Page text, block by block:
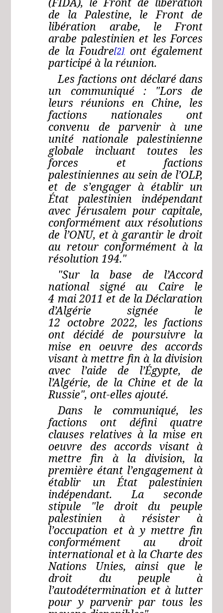
de la Palestine, le Front de
libération arabe, le Front
arabe palestinien et les Forces
de la Foudre[2]ont également
participé à la réunion.
Les factions ont déclaré dans
un communiqué : "Lors de
leurs réunions en Chine, les
factions nationales ont
convenu de parvenir à une
unité nationale palestinienne
globale incluant toutes les
forces et factions
palestiniennes au sein de l’OLP,
et de s’engager à établir un
État palestinien indépendant
avec Jérusalem pour capitale,
conformément aux résolutions
de l’ONU, et à garantir le droit
au retour conformément à la
résolution 194."
"Sur la base de l’Accord
national signé au Caire le
4 mai 2011 et de la Déclaration
d’Algérie signée le
12 octobre 2022, les factions
ont décidé de poursuivre la
mise en oeuvre des accords
visant à mettre fin à la division
avec l’aide de l’Égypte, de
l’Algérie, de la Chine et de la
Russie", ont-elles ajouté.
Dans le communiqué, les
factions ont défini quatre
clauses relatives à la mise en
oeuvre des accords visant à
mettre fin à la division, la
première étant l’engagement à
établir un État palestinien
indépendant. La seconde
stipule "le droit du peuple
palestinien à résister à
l’occupation et à y mettre fin
conformément au droit
international et à la Charte des
Nations Unies, ainsi que le
droit du peuple à
l’autodétermination et à lutter
pour y parvenir par tous les